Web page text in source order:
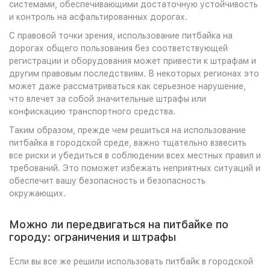
системами, обеспечивающими достаточную устойчивость
и контроль на асфальтированных дорогах.
С правовой точки зрения, использование питбайка на
дорогах общего пользования без соответствующей
регистрации и оборудования может привести к штрафам и
другим правовым последствиям. В некоторых регионах это
может даже рассматриваться как серьезное нарушение,
что влечет за собой значительные штрафы или
конфискацию транспортного средства.
Таким образом, прежде чем решиться на использование
питбайка в городской среде, важно тщательно взвесить
все риски и убедиться в соблюдении всех местных правил и
требований. Это поможет избежать неприятных ситуаций и
обеспечит вашу безопасность и безопасность
окружающих.
Можно ли передвигаться на питбайке по
городу: ограничения и штрафы
Если вы все же решили использовать питбайк в городской